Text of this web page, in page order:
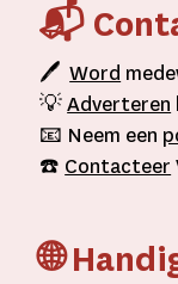
📬
🖊Word
💡Adverteren
📧 Neem een
☎️ Contacteer
🌐